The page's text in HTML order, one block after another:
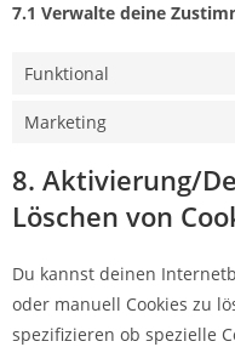
7.1 Verwalte deine
Funktional
Marketing
8. Aktivierung/
Löschen von
Du kannst deinen
oder manuell Cookies zu
spezifizieren ob spezielle